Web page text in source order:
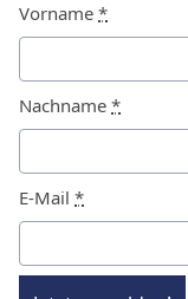
Vorname *
Nachname *
E-Mail *